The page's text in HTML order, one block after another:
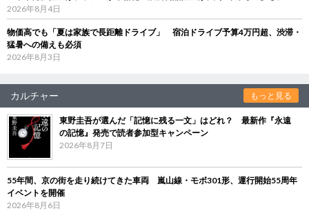
2026年8月4日
物価高でも「夏は家族で長距離ドライブ」 宿泊ドライブ予算4万円超、渋滞・
猛暑への備えも必須
2026年8月3日
カルチャー もっと見る
東野圭吾が選んだ「記憶に残る一文」はどれ？ 最新作『永遠
の記憶』発売で読者参加型キャンペーン
2026年8月7日
55年間、京の街を走り続けてきた車両 嵐山線・モボ301形、運行開始55周年
イベントを開催
2026年8月6日